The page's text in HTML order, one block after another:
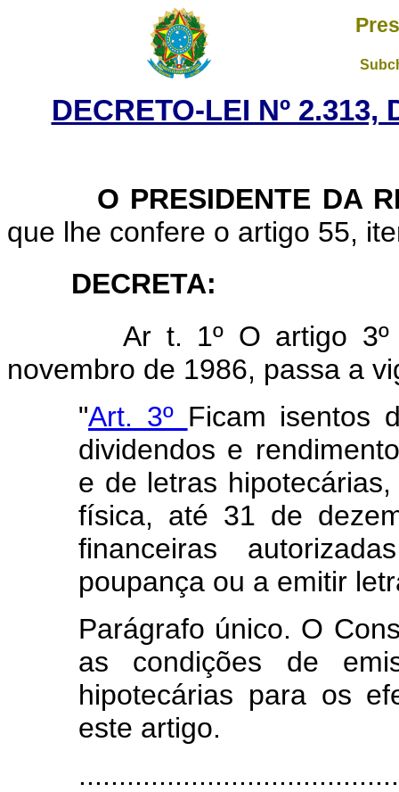
DECRETO-LEI Nº 2.313,
O PRESIDENTE DA
que lhe confere o artigo 55,
DECRETA:
Ar t. 1º O artigo
novembro de 1986, passa a
"Art. 3º Ficam isentos
dividendos e
e de letras
física, até 31 de
financeiras
poupança ou a emitir
Parágrafo único. O
as condições de
hipotecárias para os
este artigo.